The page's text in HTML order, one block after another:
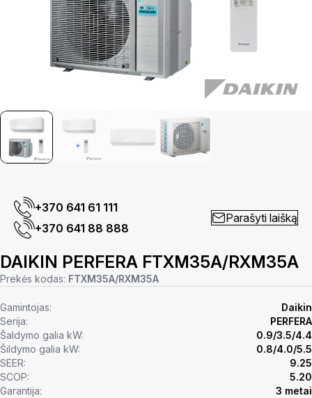
+370 641 61 111
+370 641 88 888
Parašyti laišką
DAIKIN PERFERA FTXM35A/RXM35A
Prekės kodas: FTXM35A/RXM35A
Gamintojas:
Daikin
Serija:
PERFERA
Šaldymo galia kW:
0.9/3.5/4.4
Šildymo galia kW:
0.8/4.0/5.5
SEER:
9.25
SCOP:
5.20
Garantija:
3 metai